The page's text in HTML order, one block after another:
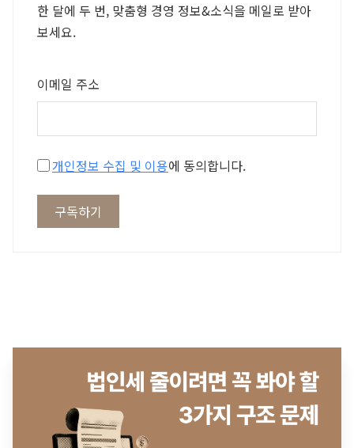
한 달에 두 번, 맞춤형 경영 정보&소식을 메일로 받아
보세요.
이메일 주소
개인정보 수집 및 이용에 동의합니다.
구독하기